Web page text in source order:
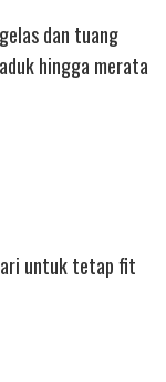
dan tuang
hingga merata
untuk tetap fit